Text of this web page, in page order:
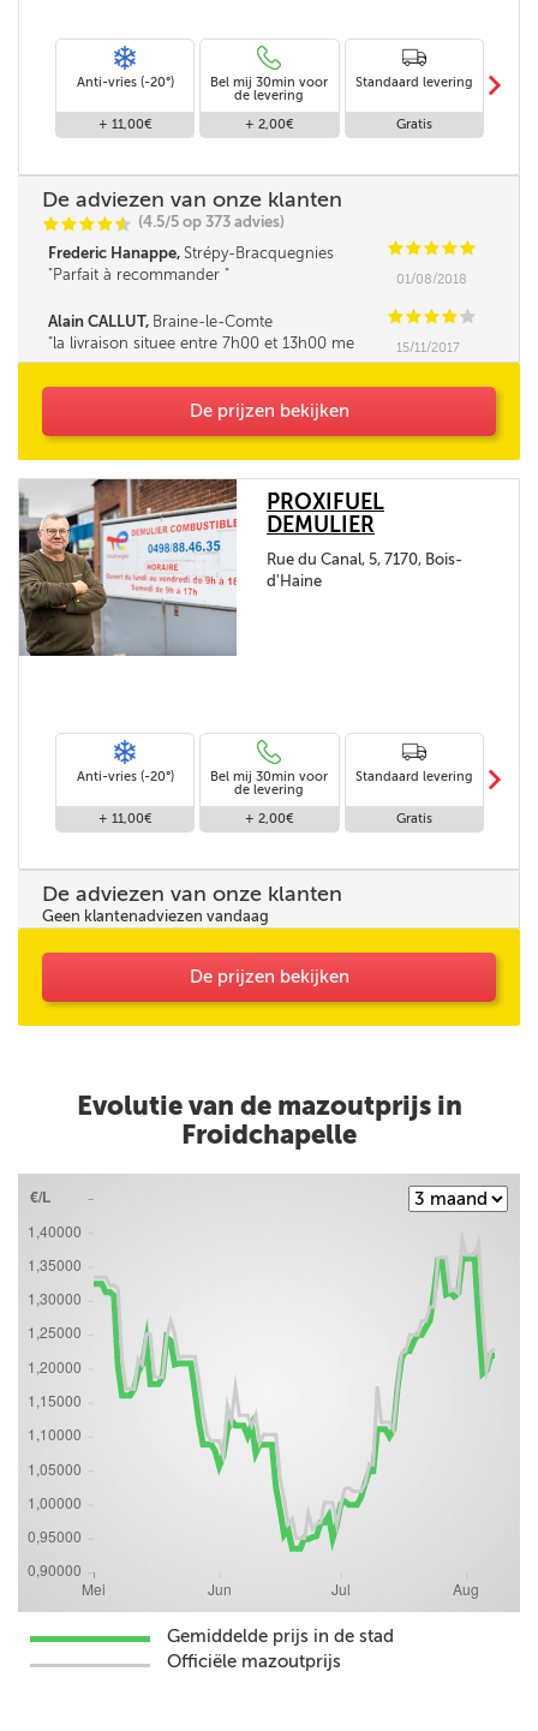
Anti-vries (-20°)
+ 11,00€
Bel mij 30min voor
de levering
+ 2,00€
Standaard levering
Gratis
m
De adviezen van onze klanten
CCCCi
@ (4.5/5 op 373 advies)
Frederic Hanappe, Strépy-Bracquegnies CCCCC
Parfait à recommander
01/08/2018
Alain CALLUT, Braine-le-Comte CCCC C
la livraison situee entre 7h00 et 13h00 me
parait tres longue. la fourchette ne pourrait elle
15/11/2017
De prijzen bekijken
PROXIFUEL
DEMULIER
Rue du Canal, 5, 7170, Bois-
d'Haine
Anti-vries (-20°)
+ 11,00€
Bel mij 30min voor
de levering
+ 2,00€
Standaard levering
Gratis
m
De adviezen van onze klanten
Geen klantenadviezen vandaag
De prijzen bekijken
Evolutie van de mazoutprijs in
Froidchapelle
Gemiddelde prijs in de stad
Officiële mazoutprijs